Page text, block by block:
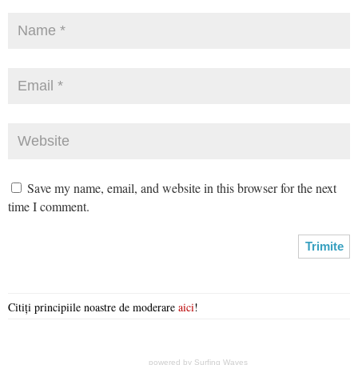
Save my name, email, and website in this browser for the next
time I comment.
Citiți principiile noastre de moderare aici!
powered by Surfing Waves